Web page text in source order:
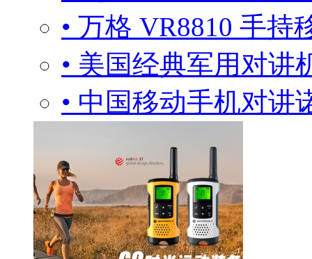
• 万格 VR8810 手持
• 美国经典军用对讲
• 中国移动手机对讲